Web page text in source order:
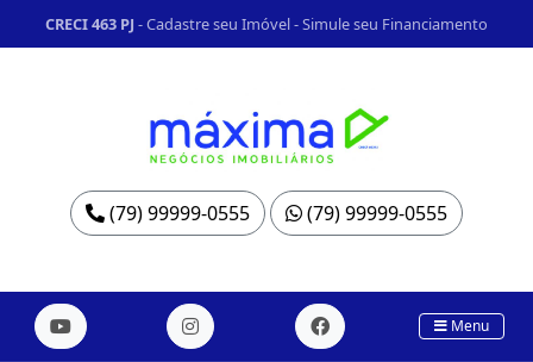
CRECI 463 PJ -Cadastre seu Imóvel-Simule seu Financiamento
(79) 99999-0555 (79) 99999-0555
Menu